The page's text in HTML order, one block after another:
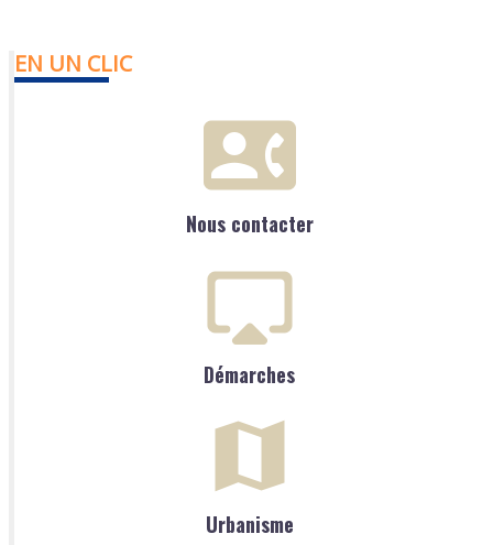
EN UN CLIC
Nous contacter
Démarches
Urbanisme